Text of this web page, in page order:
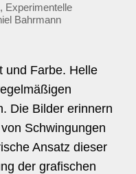
Experimentelle
Bahrmann
und Farbe. Helle
Die Bilder erinnern
Schwingungen
Ansatz dieser
der grafischen